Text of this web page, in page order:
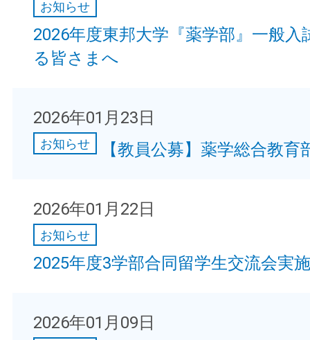
お知らせ
2026年度東邦大学『薬学部』一般入
る皆さまへ
2026年01月23日
お知らせ 【教員公募】薬学総合教育
2026年01月22日
お知らせ
2025年度3学部合同留学生交流会実
2026年01月09日